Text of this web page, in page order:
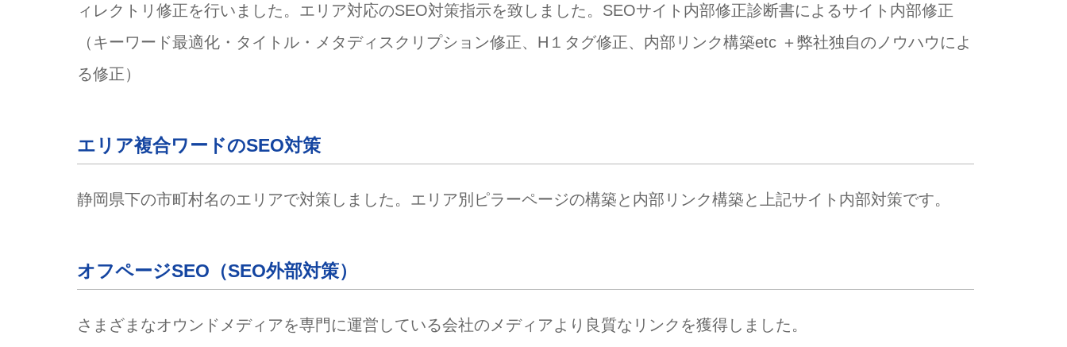
ィレクトリ修正を行いました。エリア対応のSEO対策指示を致しました。SEOサイト内部修正診断書によるサイト内部修正
（キーワード最適化・タイトル・メタディスクリプション修正、H１タグ修正、内部リンク構築etc ＋弊社独自のノウハウによ
る修正）
エリア複合ワードのSEO対策
静岡県下の市町村名のエリアで対策しました。エリア別ピラーページの構築と内部リンク構築と上記サイト内部対策です。
オフページSEO（SEO外部対策）
さまざまなオウンドメディアを専門に運営している会社のメディアより良質なリンクを獲得しました。